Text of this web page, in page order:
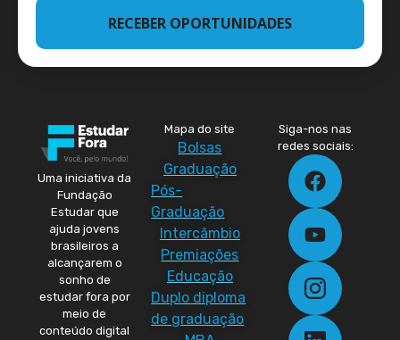
RECEBER OPORTUNIDADES
Uma iniciativa da
Fundação
Estudar que
ajuda jovens
brasileiros a
alcançarem o
sonho de
estudar fora por
meio de
conteúdo digital
Mapa do site
Bolsas
Graduação
Pós-
Graduação
Intercâmbio
Premiações
Educação
Duplo diploma
de graduação
Siga-nos nas
redes sociais: